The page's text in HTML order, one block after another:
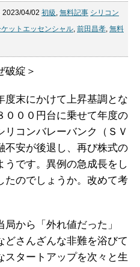
2023/04/02 初級, 無料記事 シリコン
ケットエッセンシャル, 前田昌孝, 無料
破綻＞
度末にかけて上昇基調とな
０００円台に乗せて年度の
コンバレーバンク（ＳＶ
不安が後退し、再び株式の
うです。異例の急成長をし
たのでしょうか。改めて考
から「外れ値だった」
どさんざんな非難を浴びて
スタートアップを次々と生